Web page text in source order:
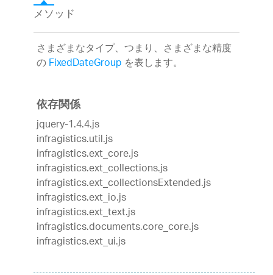
メソッド
さまざまなタイプ、つまり、さまざまな精度
のFixedDateGroup を表します。
依存関係
jquery-1.4.4.js
infragistics.util.js
infragistics.ext_core.js
infragistics.ext_collections.js
infragistics.ext_collectionsExtended.js
infragistics.ext_io.js
infragistics.ext_text.js
infragistics.documents.core_core.js
infragistics.ext_ui.js